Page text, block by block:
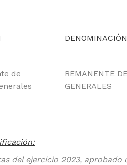
DENOMINACIÓN
de
REMANENTE
GENERALES
del ejercicio 2023,